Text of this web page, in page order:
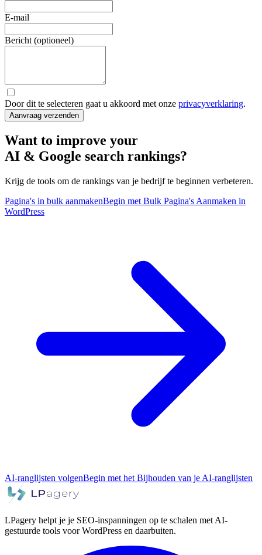
E-mail
Bericht (optioneel)
Door dit te selecteren gaat u akkoord met onze privacyverklaring.
Aanvraag verzenden
Want to improve your
AI & Google search rankings?
Krijg de tools om de rankings van je bedrijf te beginnen verbeteren.
Pagina's in bulk aanmakenBegin met Bulk Pagina's Aanmaken in
WordPress
AI-ranglijsten volgenBegin met het Bijhouden van je AI-ranglijsten
LPagery helpt je je SEO-inspanningen op te schalen met AI-
gestuurde tools voor WordPress en daarbuiten.